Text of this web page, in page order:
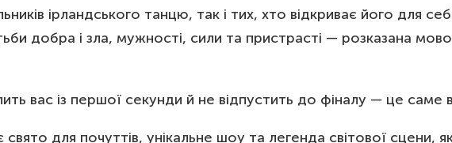
ірландського танцю, так і тих, хто відкриває його для
добра і зла, мужності, сили та пристрасті — розказана
вас із першої секунди й не відпустить до фіналу — це саме
для почуттів, унікальне шоу та легенда світової сцени,